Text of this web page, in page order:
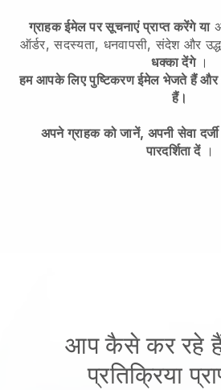
ग्राहक ईमेल पर सूचनाएं प्राप्त करेंगे या
ऑर्डर, सदस्यता, धनवापसी, संदेश और
धक्का देंगे।
हम आपके लिए पुष्टिकरण ईमेल भेजते हैं और
हैं।
अपने ग्राहक को जानें, अपनी सेवा
पारदर्शिता दें।
आप कैसे कर रहे
प्रतिक्रिया